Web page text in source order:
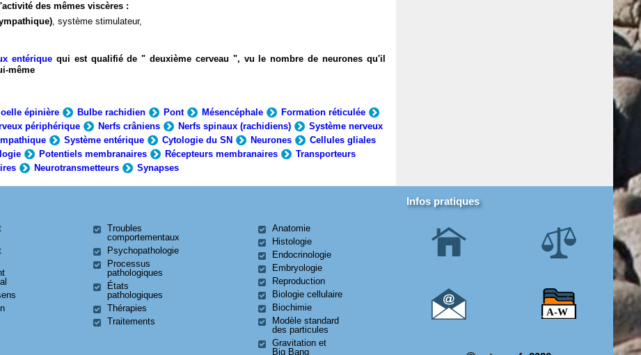
des mêmes viscères :
, système stimulateur,
entérique qui est qualifié de " deuxième cerveau ", vu le nombre de neurones qu'il
même
épinière Bulbe rachidien Pont Mésencéphale
Formation réticulée
périphérique Nerfs crâniens Nerfs spinaux (rachidiens)
Système nerveux
Système entérique Cytologie du SN Neurones
Cellules gliales
Potentiels membranaires Récepteurs membranaires
Transporteurs
Neurotransmetteurs Synapses
Troubles
comportementaux
Psychopathologie
Processus
pathologiques
États
pathologiques
Thérapies
Traitements
Anatomie
Histologie
Endocrinologie
Embryologie
Reproduction
Biologie cellulaire
Biochimie
Modèle standard
des particules
Gravitation et
Big Bang
Infos pratiques